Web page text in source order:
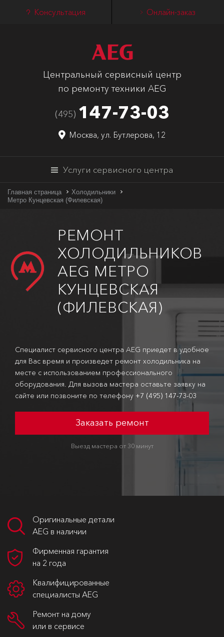
Консультация Онлайн-заказ
Центральный сервисный центр
по ремонту техники AEG
(495) 147-73-03
Москва, ул. Бутлерова, 12
Услуги сервисного центра
Главная страница
Холодильники
Метро Кунцевская (Филевская)
РЕМОНТ
ХОЛОДИЛЬНИКОВ
AEG МЕТРО
КУНЦЕВСКАЯ
(ФИЛЕВСКАЯ)
Специалист сервисного центра AEG приедет в удобное
для Вас время и произведет ремонт холодильника на
месте с использованием профессионального
оборудования. Для вызова мастера оставьте заявку на
сайте или позвоните по телефону +7 (495) 147-73-03
Заказать ремонт
Выезд мастера от 30 минут
Оригинальные детали
AEG в наличии
Фирменная гарантия
на 2 года
Квалифицированные
специалисты AEG
Ремонт на дому
или в сервисе